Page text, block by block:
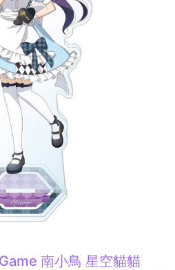
南小鳥 星空貓貓